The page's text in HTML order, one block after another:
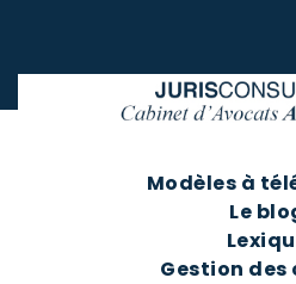
Modèles à
Le
Gestion des